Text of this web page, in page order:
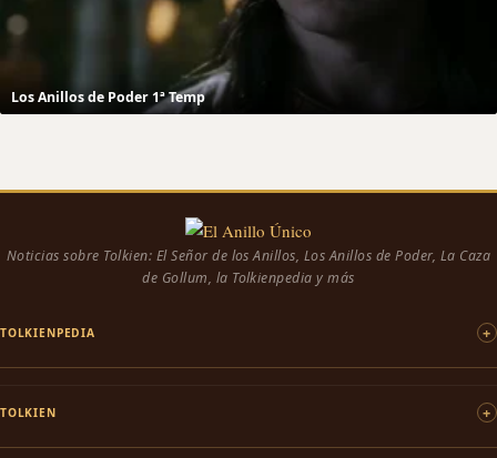
Los Anillos de Poder 1ª Temp
Noticias sobre Tolkien: El Señor de los Anillos, Los Anillos de Poder, La Caza
de Gollum, la Tolkienpedia y más
TOLKIENPEDIA
TOLKIEN